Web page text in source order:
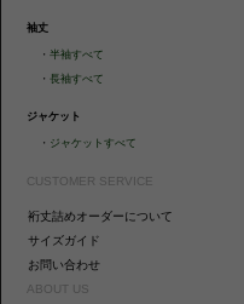
袖丈
・半袖すべて
・長袖すべて
ジャケット
・ ジャケットすべて
CUSTOMER SERVICE
裄丈詰めオーダーについて
サイズガイド
お問い合わせ
ABOUT US